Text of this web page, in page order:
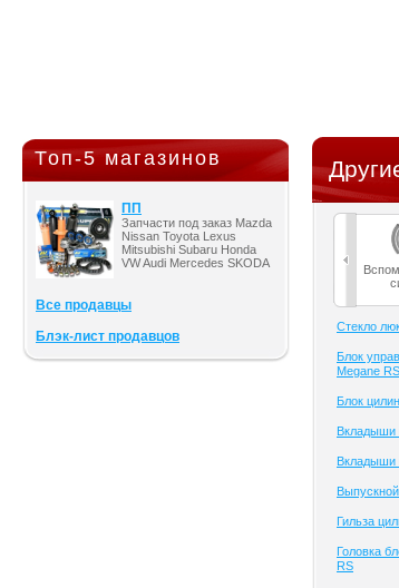
Топ-5 магазинов
ПП
Запчасти под заказ Mazda
Nissan Toyota Lexus
Mitsubishi Subaru Honda
VW Audi Mercedes SKODA
Все продавцы
Блэк-лист продавцов
Cтекло
Блок
Megane RS
Блок
Вкладыши
Вкладыши
Гильза
Головка
RS